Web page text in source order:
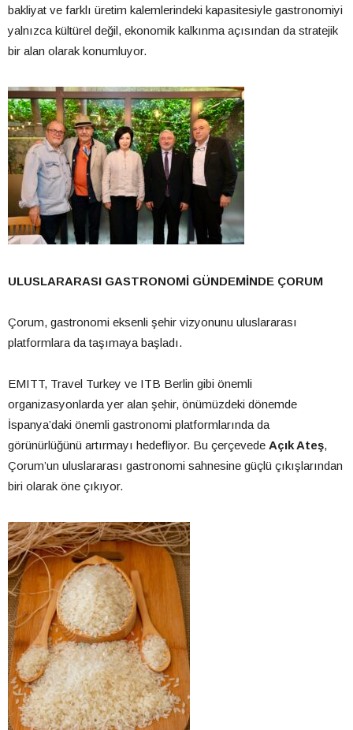
bakliyat ve farklı üretim kalemlerindeki kapasitesiyle gastronomiyi
yalnızca kültürel değil, ekonomik kalkınma açısından da stratejik
bir alan olarak konumluyor.
ULUSLARARASI GASTRONOMİ GÜNDEMİNDE ÇORUM
Çorum, gastronomi eksenli şehir vizyonunu uluslararası
platformlara da taşımaya başladı.
EMITT, Travel Turkey ve ITB Berlin gibi önemli
organizasyonlarda yer alan şehir, önümüzdeki dönemde
İspanya’daki önemli gastronomi platformlarında da
görünürlüğünü artırmayı hedefliyor. Bu çerçevede Açık Ateş,
Çorum’un uluslararası gastronomi sahnesine güçlü çıkışlarından
biri olarak öne çıkıyor.